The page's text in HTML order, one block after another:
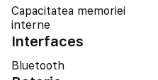
Capacitatea memoriei
interne
Interfaces
Bluetooth